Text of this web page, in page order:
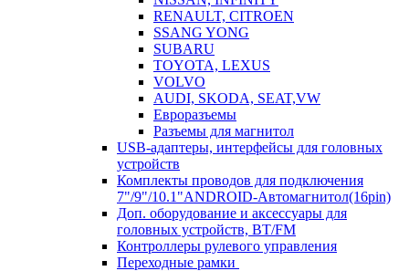
RENAULT, CITROEN
SSANG YONG
SUBARU
TOYOTA, LEXUS
VOLVO
AUDI, SKODA, SEAT,VW
Евроразъемы
Разъемы для магнитол
USB-адаптеры, интерфейсы для головных
устройств
Комплекты проводов для подключения
7"/9"/10.1"ANDROID-Автомагнитол(16pin)
Доп. оборудование и аксессуары для
головных устройств, BT/FM
Контроллеры рулевого управления
Переходные рамки